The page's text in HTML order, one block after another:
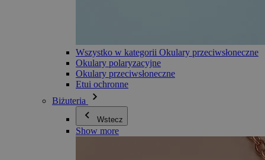
Wszystko w kategorii Okulary przeciwsłoneczne
Okulary polaryzacyjne
Okulary przeciwsłoneczne
Etui ochronne
Biżuteria
Wstecz
Show more